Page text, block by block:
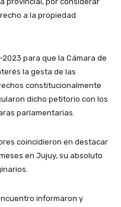
a la propiedad
para que la Cámara de
la gesta de las
constitucionalmente
dicho petitorio con los
parlamentarias.
coincidieron en destacar
en Jujuy, su absoluto
informaron y